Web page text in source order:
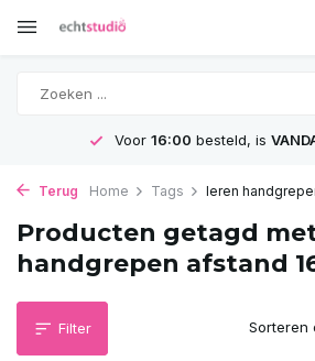
Voor 16:00 besteld, is
Terug Home Tags leren
Producten getagd
handgrepen afstand
Filter Sorteren